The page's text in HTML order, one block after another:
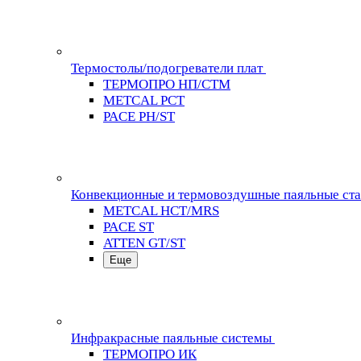
Термостолы/подогреватели плат
ТЕРМОПРО НП/СТМ
METCAL PCT
PACE PH/ST
Конвекционные и термовоздушные паяльные
METCAL HCT/MRS
PACE ST
ATTEN GT/ST
Еще
Инфракрасные паяльные системы
ТЕРМОПРО ИК